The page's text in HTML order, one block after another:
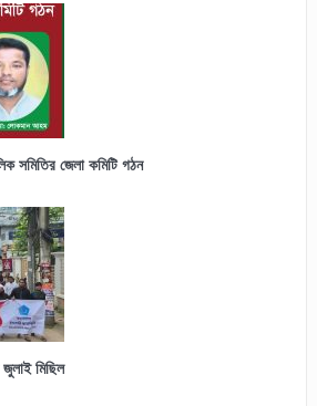
সমিতির জেলা কমিটি গঠন
মিছিল